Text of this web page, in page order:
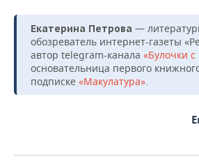
Екатерина Петрова —
обозреватель интернет-газеты
автор telegram-канала «Булочки
основательница первого
подписке «Макулатура».